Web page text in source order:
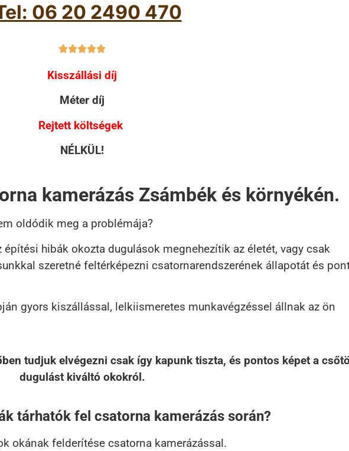
06 20 2490 470

Kisszállási díj
Méter díj
Rejtett költségek
NÉLKÜL!
kamerázás Zsámbék és környékén.
oldódik meg a problémája?
hibák okozta dugulások megnehezítik az életét, vagy csak
szeretné feltérképezni csatornarendszerének állapotát és
gyors kiszállással, lelkiismeretes munkavégzéssel állnak az ön
tudjuk elvégezni csak így kapunk tiszta, és pontos képet a
dugulást kiváltó okokról.
tárhatók fel csatorna kamerázás során?
okának felderítése csatorna kamerázással.